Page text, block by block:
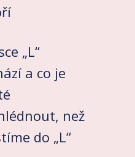
„L“
a co je
než
do „L“